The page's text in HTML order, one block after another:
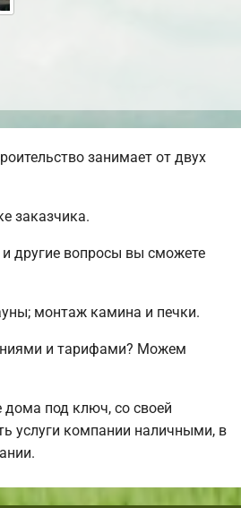
занимает от двух
заказчика.
другие вопросы вы сможете
монтаж камина и печки.
и тарифами? Можем
под ключ, со своей
услуги компании наличными, в